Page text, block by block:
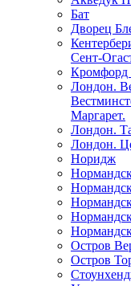
Бат
Дворец
Сент-
Лондон.
Маргарет.
Лондон.
Лондон.
Норидж
Остров
Остров